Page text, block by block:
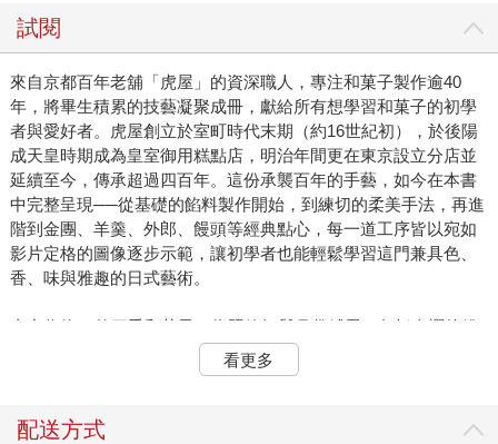
試閱
來自京都百年老舖「虎屋」的資深職人，專注和菓子製作逾40
年，將畢生積累的技藝凝聚成冊，獻給所有想學習和菓子的初學
者與愛好者。虎屋創立於室町時代末期（約16世紀初），於後陽
成天皇時期成為皇室御用糕點店，明治年間更在東京設立分店並
延續至今，傳承超過四百年。這份承襲百年的手藝，如今在本書
中完整呈現──從基礎的餡料製作開始，到練切的柔美手法，再進
階到金團、羊羹、外郎、饅頭等經典點心，每一道工序皆以宛如
影片定格的圖像逐步示範，讓初學者也能輕鬆學習這門兼具色、
香、味與雅趣的日式藝術。
書中收錄45款四季和菓子，依照節氣與月份鋪展，包括春櫻的粉
嫩、夏露的清涼、秋楓的絢爛以及冬雪的靜謐，一步步帶領你做
出映照四時的雅緻點心，以甜點迎接歲月流轉的節氣之美。每款
具完成的配方，讓零基礎者也能自在上手，於日常中體會和菓子
看更多
配送方式